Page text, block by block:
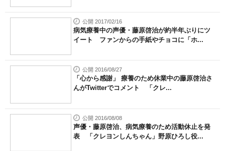
公開 2017/02/16
病気療養中の声優・藤原啓治が約半年ぶりにツ
イート ファンからの手紙やチョコに「ホ...
公開 2016/08/27
「心から感謝」 療養のため休業中の藤原啓治さ
んがTwitterでコメント 「クレ...
公開 2016/08/08
声優・藤原啓治、病気療養のため活動休止を発
表 「クレヨンしんちゃん」野原ひろし役...